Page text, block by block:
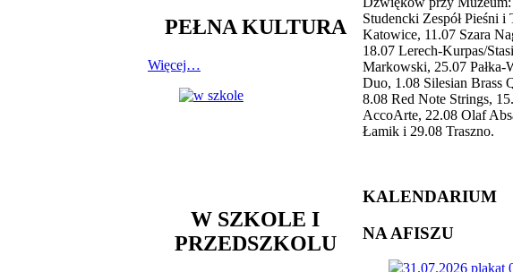
PEŁNA KULTURA
Więcej…
W SZKOLE I
PRZEDSZKOLU
Studencki Zespół Pieśni i
Katowice, 11.07 Szara
18.07 Lerech-Kurpas/
Markowski, 25.07 Pałka-
Duo, 1.08 Silesian Brass
8.08 Red Note Strings,
AccoArte, 22.08 Olaf
Łamik i 29.08 Traszno.
KALENDARIUM
NA AFISZU